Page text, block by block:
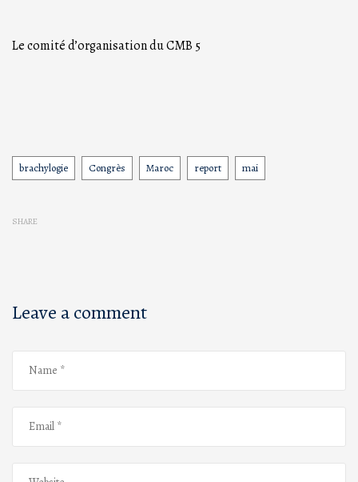
Le comité d’organisation du CMB 5
Tags
brachylogie Congrès Maroc report mai
SHARE
Leave a comment